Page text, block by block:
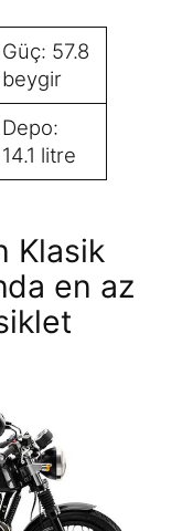
Güç: 57.8
beygir
Depo:
14.1 litre
Klasik
en az